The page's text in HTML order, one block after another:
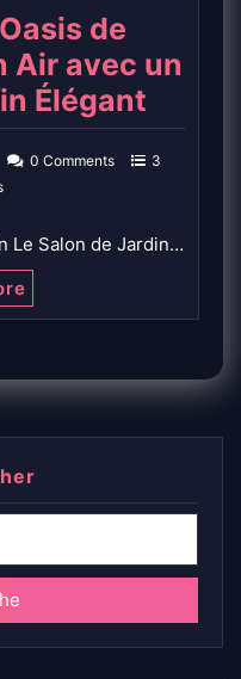
de
Air avec un
Élégant
0 Comments
3
Le Salon de Jardin…